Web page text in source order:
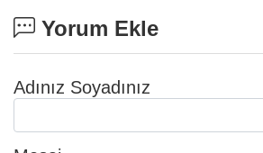
Yorum Ekle
Adınız Soyadınız